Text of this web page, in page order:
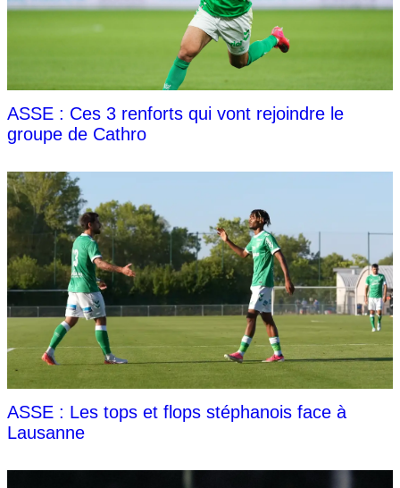
ASSE : Ces 3 renforts qui vont rejoindre le
groupe de Cathro
ASSE : Les tops et flops stéphanois face à
Lausanne